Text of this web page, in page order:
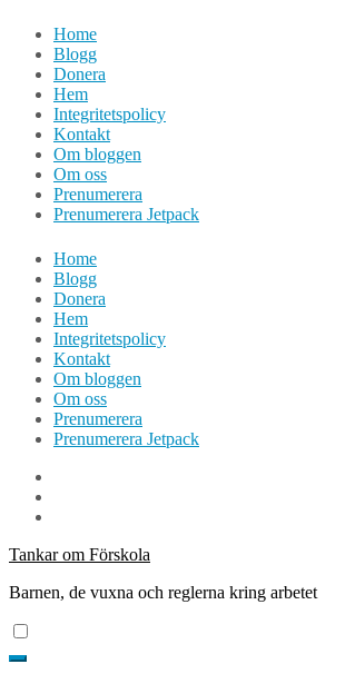
Hoppa
innehåll
Home
Blogg
Donera
Hem
Integritetspolicy
Kontakt
Om bloggen
Om oss
Prenumerera
Prenumerera Jetpack
Home
Blogg
Donera
Hem
Integritetspolicy
Kontakt
Om bloggen
Om oss
Prenumerera
Prenumerera Jetpack
Tankar om Förskola
Barnen, de vuxna och reglerna kring arbetet